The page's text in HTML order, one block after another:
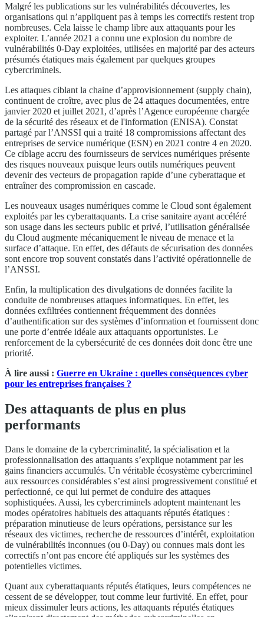
Malgré les publications sur les vulnérabilités découvertes, les
organisations qui n’appliquent pas à temps les correctifs restent trop
nombreuses. Cela laisse le champ libre aux attaquants pour les
exploiter. L’année 2021 a connu une explosion du nombre de
vulnérabilités 0-Day exploitées, utilisées en majorité par des acteurs
présumés étatiques mais également par quelques groupes
cybercriminels.
Les attaques ciblant la chaine d’approvisionnement (supply chain),
continuent de croître, avec plus de 24 attaques documentées, entre
janvier 2020 et juillet 2021, d’après l’Agence européenne chargée
de la sécurité des réseaux et de l'information (ENISA). Constat
partagé par l’ANSSI qui a traité 18 compromissions affectant des
entreprises de service numérique (ESN) en 2021 contre 4 en 2020.
Ce ciblage accru des fournisseurs de services numériques présente
des risques nouveaux puisque leurs outils numériques peuvent
devenir des vecteurs de propagation rapide d’une cyberattaque et
entraîner des compromission en cascade.
Les nouveaux usages numériques comme le Cloud sont également
exploités par les cyberattaquants. La crise sanitaire ayant accéléré
son usage dans les secteurs public et privé, l’utilisation généralisée
du Cloud augmente mécaniquement le niveau de menace et la
surface d’attaque. En effet, des défauts de sécurisation des données
sont encore trop souvent constatés dans l’activité opérationnelle de
l’ANSSI.
Enfin, la multiplication des divulgations de données facilite la
conduite de nombreuses attaques informatiques. En effet, les
données exfiltrées contiennent fréquemment des données
d’authentification sur des systèmes d’information et fournissent donc
une porte d’entrée idéale aux attaquants opportunistes. Le
renforcement de la cybersécurité de ces données doit donc être une
priorité.
À lire aussi : Guerre en Ukraine : quelles conséquences cyber
pour les entreprises françaises ?
Des attaquants de plus en plus
performants
Dans le domaine de la cybercriminalité, la spécialisation et la
professionnalisation des attaquants s’explique notamment par les
gains financiers accumulés. Un véritable écosystème cybercriminel
aux ressources considérables s’est ainsi progressivement constitué et
perfectionné, ce qui lui permet de conduire des attaques
sophistiquées. Aussi, les cybercriminels adoptent maintenant les
modes opératoires habituels des attaquants réputés étatiques :
préparation minutieuse de leurs opérations, persistance sur les
réseaux des victimes, recherche de ressources d’intérêt, exploitation
de vulnérabilités inconnues (ou 0-Day) ou connues mais dont les
correctifs n’ont pas encore été appliqués sur les systèmes des
potentielles victimes.
Quant aux cyberattaquants réputés étatiques, leurs compétences ne
cessent de se développer, tout comme leur furtivité. En effet, pour
mieux dissimuler leurs actions, les attaquants réputés étatiques